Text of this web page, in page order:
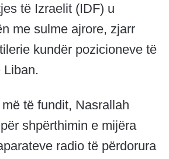
të Izraelit (IDF) u
me sulme ajrore, zjarr
kundër pozicioneve të
Liban.
të fundit, Nasrallah
shpërthimin e mijëra
radio të përdorura